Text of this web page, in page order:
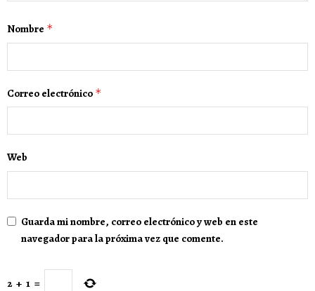
Nombre *
Correo electrónico *
Web
Guarda mi nombre, correo electrónico y web en este
navegador para la próxima vez que comente.
2 + 1 =